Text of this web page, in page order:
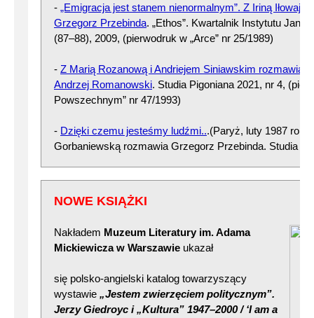
- „Emigracja jest stanem nienormalnym”. Z Iriną
Grzegorz Przebinda. „Ethos”. Kwartalnik Instytutu Jana
(87–88), 2009, (pierwodruk w „Arce” nr 25/1989)
- Z Marią Rozanową i Andriejem Siniawskim
Andrzej Romanowski. Studia Pigoniana 2021, nr 4,
Powszechnym” nr 47/1993)
- Dzięki czemu jesteśmy ludźmi...(Paryż, luty 1987
Gorbaniewską rozmawia Grzegorz Przebinda. Studia
NOWE KSIĄŻKI
Nakładem Muzeum Literatury im. Adama
Mickiewicza w Warszawie ukazał
się polsko-angielski katalog towarzyszący
wystawie „Jestem zwierzęciem politycznym”.
JerzyGiedroyc i „Kultura” 1947–2000 / ‘I am a